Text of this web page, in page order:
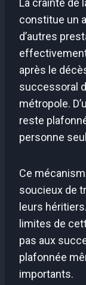
constitue un
d’autres
après le
successoral
métropole.
reste
personne
Ce
soucieux de
leurs
limites de
pas aux
plafonnée
importants.